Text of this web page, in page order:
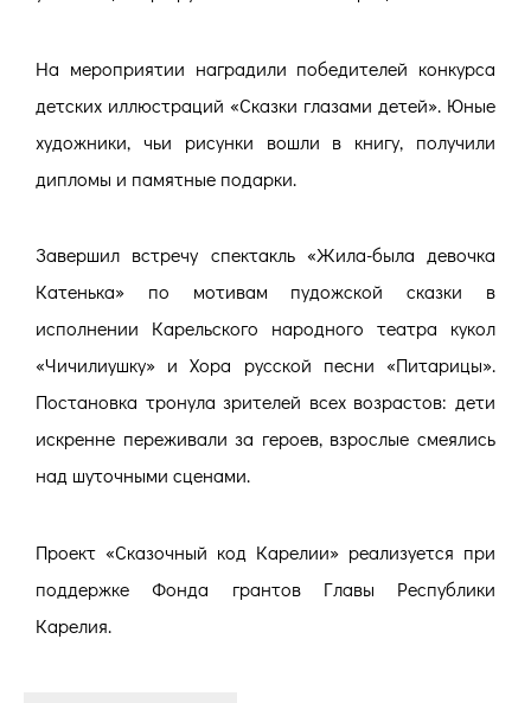
На мероприятии наградили победителей конкурса
детских иллюстраций «Сказки глазами детей». Юные
художники, чьи рисунки вошли в книгу, получили
дипломы и памятные подарки.
Завершил встречу спектакль «Жила-была девочка
Катенька» по мотивам пудожской сказки в
исполнении Карельского народного театра кукол
«Чичилиушку» и Хора русской песни «Питарицы».
Постановка тронула зрителей всех возрастов: дети
искренне переживали за героев, взрослые смеялись
над шуточными сценами.
Проект «Сказочный код Карелии» реализуется при
поддержке Фонда грантов Главы Республики
Карелия.